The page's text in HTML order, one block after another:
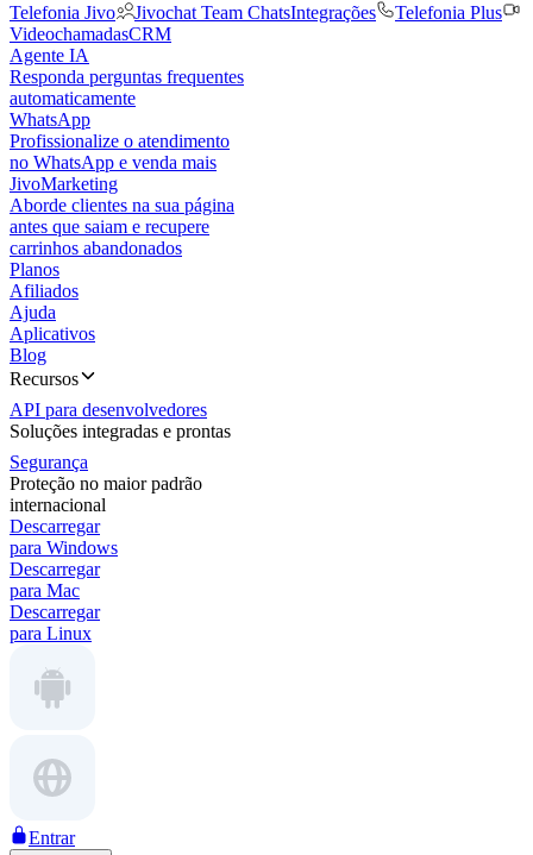
Telefonia Jivo
Jivochat Team ChatsIntegrações
Telefonia Plus
VideochamadasCRM
Agente IA
Responda perguntas frequentes
automaticamente
WhatsApp
Profissionalize o atendimento
no WhatsApp e venda mais
JivoMarketing
Aborde clientes na sua página
antes que saiam e recupere
carrinhos abandonados
Planos
Afiliados
Ajuda
Aplicativos
Blog
Recursos
API para desenvolvedores
Soluções integradas e prontas
Segurança
Proteção no maior padrão
internacional
Descarregar
para Windows
Descarregar
para Mac
Descarregar
para Linux
Entrar